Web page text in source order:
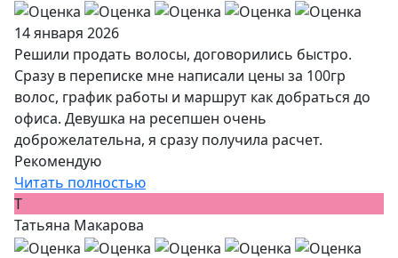
14 января 2026
Решили продать волосы, договорились быстро.
Сразу в переписке мне написали цены за 100гр
волос, график работы и маршрут как добраться до
офиса. Девушка на ресепшен очень
доброжелательна, я сразу получила расчет.
Рекомендую
Читать полностью
Т
Татьяна Макарова